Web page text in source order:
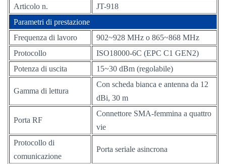
Articolo n.
JT-918
Parametri di prestazione
Frequenza di lavoro
902~928 MHz o 865~868 MHz
Protocollo
ISO18000-6C (EPC C1 GEN2)
Potenza di uscita
15~30 dBm (regolabile)
Gamma di lettura
Con scheda bianca e antenna da 12
dBi, 30 m
Porta RF
Connettore SMA-femmina a quattro
vie
Protocollo di
comunicazione
Porta seriale asincrona